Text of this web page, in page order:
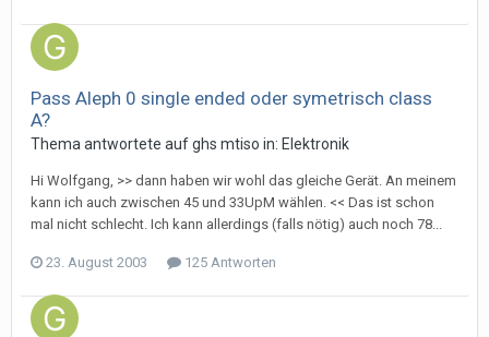
Pass Aleph 0 single ended oder symetrisch class
A?
Thema antwortete aufghs mtiso in: Elektronik
Hi Wolfgang, >> dann haben wir wohl das gleiche Gerät. An meinem
kann ich auch zwischen 45 und 33UpM wählen. << Das ist schon
mal nicht schlecht. Ich kann allerdings (falls nötig) auch noch 78...
23. August 2003 125 Antworten